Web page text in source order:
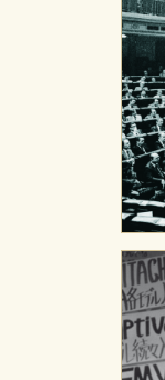
Estas
web
nuestro
navegador,
áreas de
Cookies de
Estas
de
nuestro sitio
servicios
vez que nos
tanto, es
Cookies de
Estas
publicitarios
relevante
almacenan
que se
navegador y